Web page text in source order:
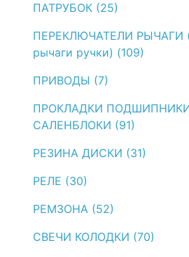
ПАТРУБОК (25)
ПЕРЕКЛЮЧАТЕЛИ РЫЧАГИ
рычаги ручки) (109)
ПРИВОДЫ (7)
ПРОКЛАДКИ
САЛЕНБЛОКИ (91)
РЕЗИНА ДИСКИ (31)
РЕЛЕ (30)
РЕМЗОНА (52)
СВЕЧИ КОЛОДКИ (70)